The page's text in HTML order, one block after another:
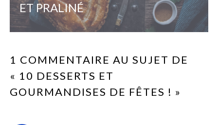
ET PRALINÉ
1 COMMENTAIRE AU SUJET DE
« 10 DESSERTS ET
GOURMANDISES DE FÊTES ! »